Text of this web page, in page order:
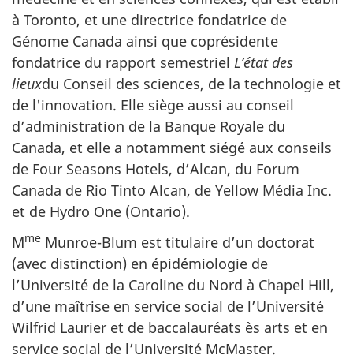
à Toronto, et une directrice fondatrice de
Génome Canada ainsi que coprésidente
fondatrice du rapport semestriel L’état des
lieuxdu Conseil des sciences, de la technologie et
de l'innovation. Elle siège aussi au conseil
d’administration de la Banque Royale du
Canada, et elle a notamment siégé aux conseils
de Four Seasons Hotels, d’Alcan, du Forum
Canada de Rio Tinto Alcan, de Yellow Média Inc.
et de Hydro One (Ontario).
Mme Munroe-Blum est titulaire d’un doctorat
(avec distinction) en épidémiologie de
l’Université de la Caroline du Nord à Chapel Hill,
d’une maîtrise en service social de l’Université
Wilfrid Laurier et de baccalauréats ès arts et en
service social de l’Université McMaster.